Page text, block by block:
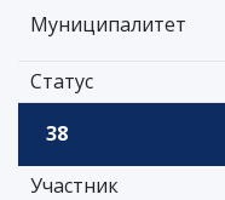
Муниципалитет
Статус
38
Участник